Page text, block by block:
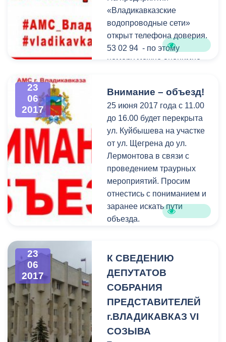
кикбоксингу Тимуру
Айлярову документы на
двухкомнатную квартиру и
почетную грамоту от
имени главы
«Владикавказские
водопроводные сети»
открыт телефона доверия.
53 02 94 - по этому
номеру можно анонимно
к системе магистрального
водопровода и
незаконном
использовании водных
ресурсов.
23
06
2017
Внимание – объезд!
25 июня 2017 года с 11.00
до 16.00 будет перекрыта
ул. Куйбышева на участке
от ул. Щегрена до ул.
Лермонтова в связи с
проведением траурных
мероприятий. Просим
отнестись с пониманием и
заранее искать пути
объезда.
23
06
2017
К СВЕДЕНИЮ
ДЕПУТАТОВ
СОБРАНИЯ
ПРЕДСТАВИТЕЛЕЙ
г.ВЛАДИКАВКАЗ VI
СОЗЫВА